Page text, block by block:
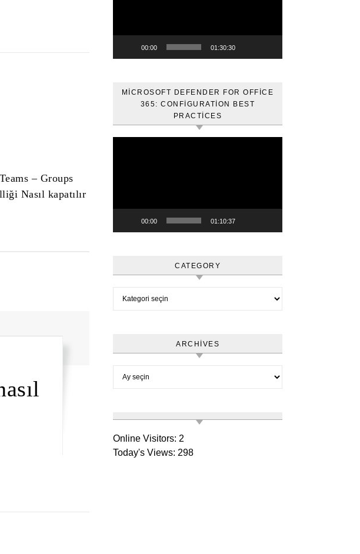
– Groups
Nasıl kapatılır
00:00 01:30:30
MICROSOFT DEFENDER FOR OFFICE
365: CONFIGURATION BEST
PRACTICES
00:00 01:10:37
CATEGORY
ARCHIVES
Online Visitors: 2
Today's Views: 298